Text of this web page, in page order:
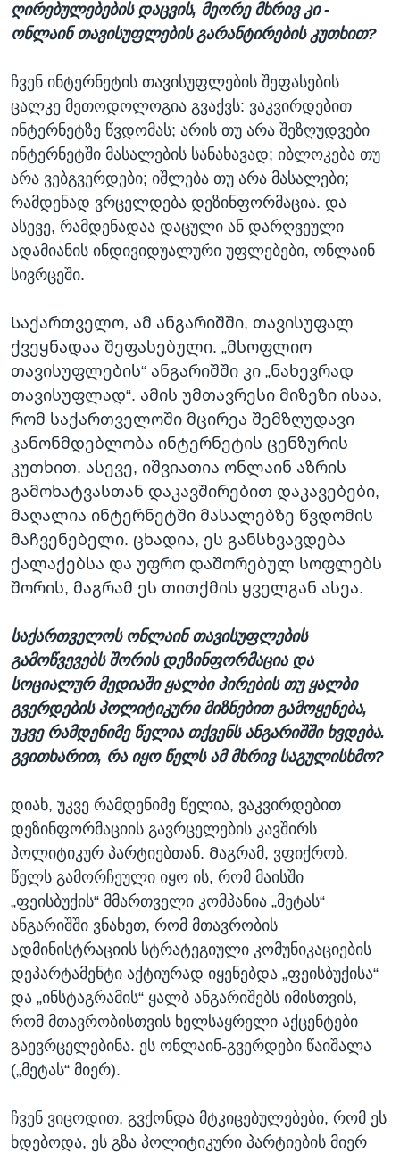
ღირებულებების დაცვის, მეორე მხრივ კი -
ონლაინ თავისუფლების გარანტირების კუთხით?
ჩვენ ინტერნეტის თავისუფლების შეფასების
ცალკე მეთოდოლოგია გვაქვს: ვაკვირდებით
ინტერნეტზე წვდომას; არის თუ არა შეზღუდვები
ინტერნეტში მასალების სანახავად; იბლოკება თუ
არა ვებგვერდები; იშლება თუ არა მასალები;
რამდენად ვრცელდება დეზინფორმაცია. და
ასევე, რამდენადაა დაცული ან დარღვეული
ადამიანის ინდივიდუალური უფლებები, ონლაინ
სივრცეში.
Საქართველო, ამ ანგარიშში, თავისუფალ
ქვეყნადაა შეფასებული. „მსოფლიო
თავისუფლების“ ანგარიშში კი „ნახევრად
თავისუფლად“. ამის უმთავრესი მიზეზი ისაა,
რომ საქართველოში მცირეა შემზღუდავი
კანონმდებლობა ინტერნეტის ცენზურის
კუთხით. ასევე, იშვიათია ონლაინ აზრის
გამოხატვასთან დაკავშირებით დაკავებები,
მაღალია ინტერნეტში მასალებზე წვდომის
მაჩვენებელი. ცხადია, ეს განსხვავდება
ქალაქებსა და უფრო დაშორებულ სოფლებს
შორის, მაგრამ ეს თითქმის ყველგან ასეა.
საქართველოს ონლაინ თავისუფლების
გამოწვევებს შორის დეზინფორმაცია და
სოციალურ მედიაში ყალბი პირების თუ ყალბი
გვერდების პოლიტიკური მიზნებით გამოყენება,
უკვე რამდენიმე წელია თქვენს ანგარიშში ხვდება.
გვითხარით, რა იყო წელს ამ მხრივ საგულისხმო?
დიახ, უკვე რამდენიმე წელია, ვაკვირდებით
დეზინფორმაციის გავრცელების კავშირს
პოლიტიკურ პარტიებთან. Მაგრამ, ვფიქრობ,
წელს გამორჩეული იყო ის, რომ მაისში
„ფეისბუქის“ მმართველი კომპანია „მეტას“
ანგარიშში ვნახეთ, რომ მთავრობის
ადმინისტრაციის სტრატეგიული კომუნიკაციების
დეპარტამენტი აქტიურად იყენებდა „ფეისბუქისა“
და „ინსტაგრამის“ ყალბ ანგარიშებს იმისთვის,
რომ მთავრობისთვის ხელსაყრელი აქცენტები
გაევრცელებინა. ეს ონლაინ-გვერდები წაიშალა
(„მეტას“ მიერ).
ჩვენ ვიცოდით, გვქონდა მტკიცებულებები, რომ ეს
ხდებოდა, ეს გზა პოლიტიკური პარტიების მიერ